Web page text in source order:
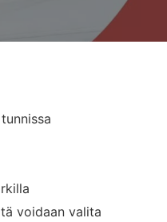
voidaan valita